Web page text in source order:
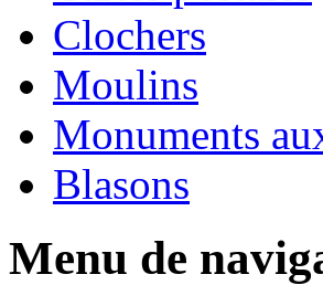
Clochers
Moulins
Monuments
Blasons
Menu de